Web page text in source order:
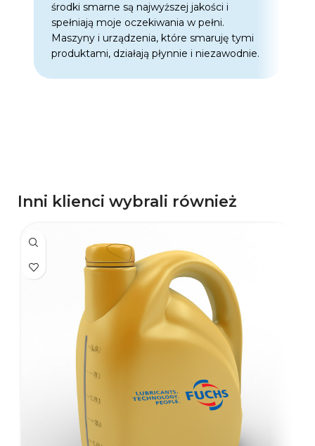
środki smarne są najwyższej jakości i
spełniają moje oczekiwania w pełni.
Maszyny i urządzenia, które smaruję tymi
produktami, działają płynnie i niezawodnie.
Inni klienci wybrali również